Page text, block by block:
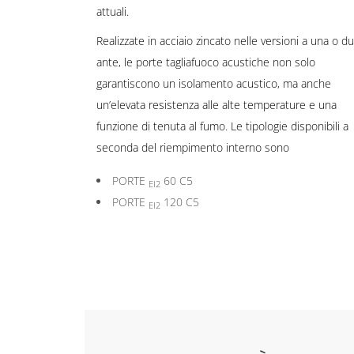
attuali.
Realizzate in acciaio zincato nelle versioni a una o
ante, le porte tagliafuoco acustiche non solo
garantiscono un isolamento acustico, ma anche
un’elevata resistenza alle alte temperature e una
funzione di tenuta al fumo. Le tipologie disponibili a
seconda del riempimento interno sono
PORTE EI2 60 C5
PORTE EI2 120 C5